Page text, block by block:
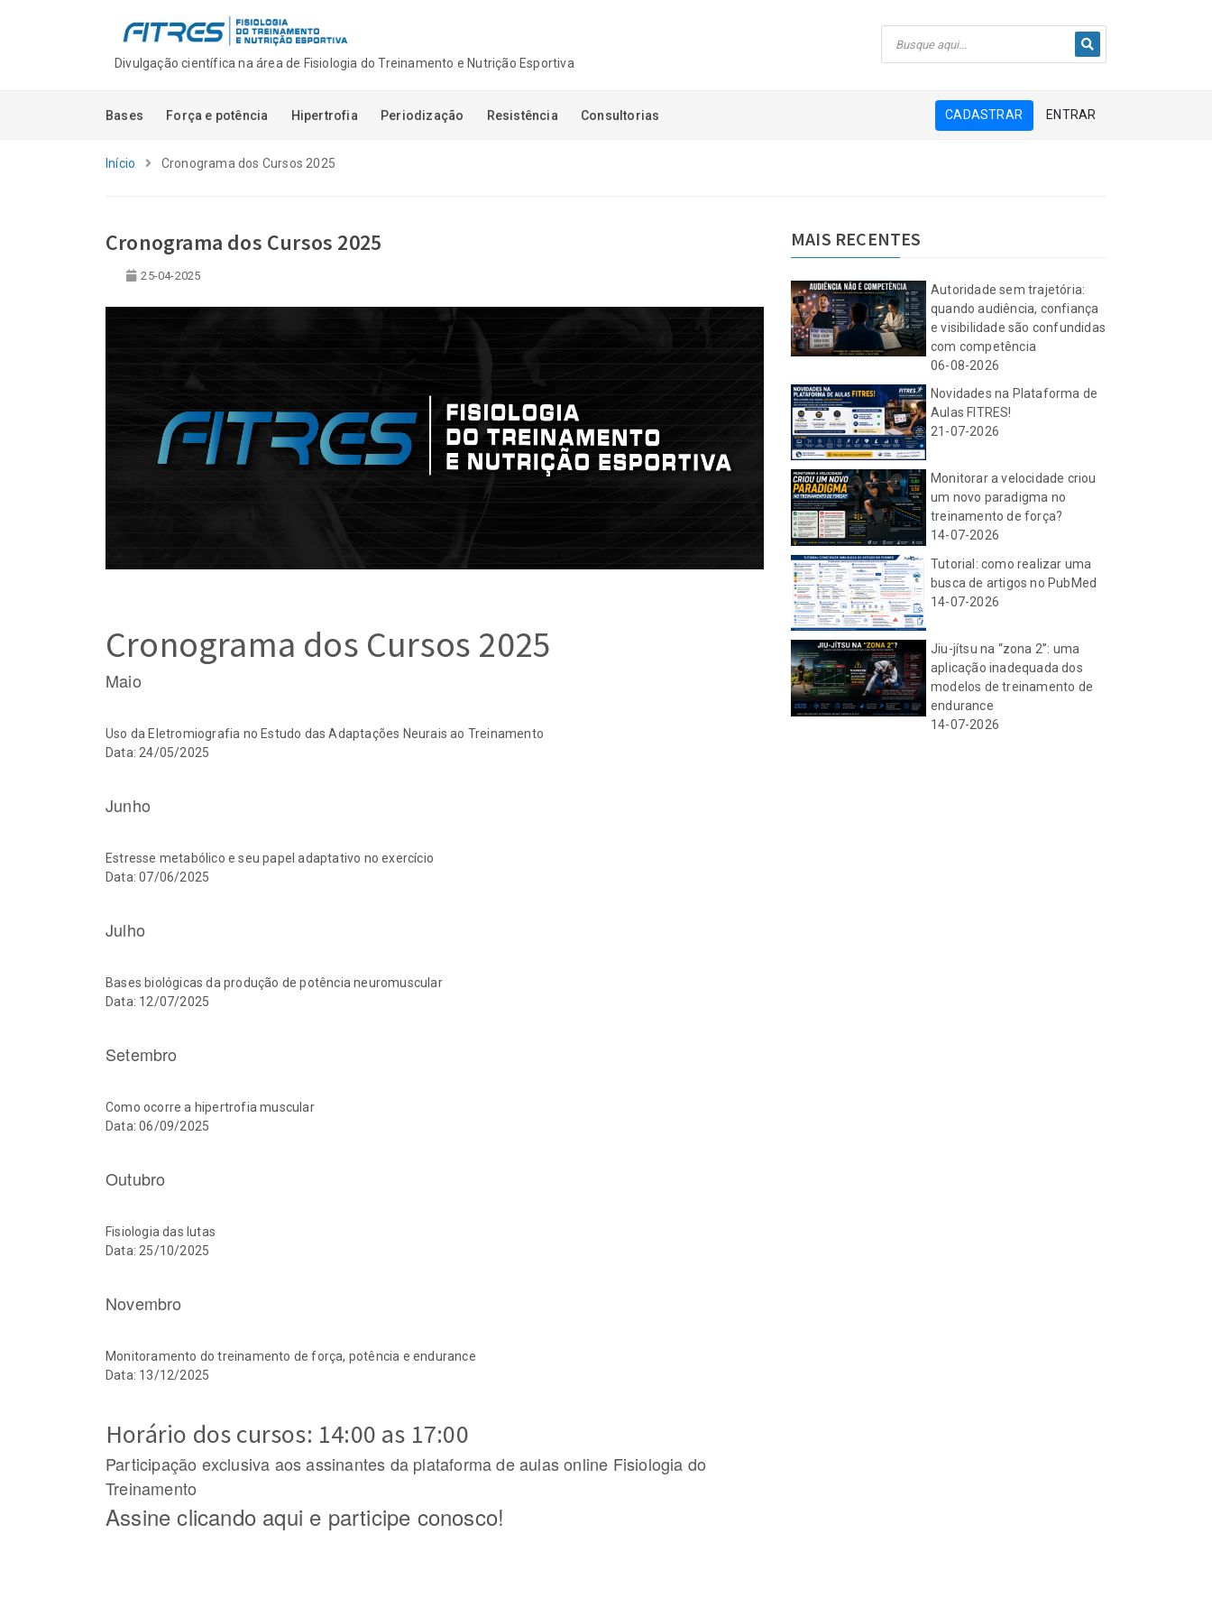
Divulgação científica na área de Fisiologia do Treinamento e Nutrição Esportiva
Bases Força e potência Hipertrofia Periodização Resistência Consultorias CADASTRAR ENTRAR
Início Cronograma dos Cursos 2025
Cronograma dos Cursos 2025
25-04-2025
Cronograma dos Cursos 2025
Maio
Uso da Eletromiografia no Estudo das Adaptações Neurais ao Treinamento
Data: 24/05/2025
Junho
Estresse metabólico e seu papel adaptativo no exercício
Data: 07/06/2025
Julho
Bases biológicas da produção de potência neuromuscular
Data: 12/07/2025
Setembro
Como ocorre a hipertrofia muscular
Data: 06/09/2025
Outubro
Fisiologia das lutas
Data: 25/10/2025
Novembro
Monitoramento do treinamento de força, potência e endurance
Data: 13/12/2025
Horário dos cursos: 14:00 as 17:00
Participação exclusiva aos assinantes da plataforma de aulas online Fisiologia do
Treinamento
Assine clicando aqui e participe conosco!
MAIS RECENTES
quando audiência, confiança
e visibilidade são confundidas
Novidades na Plataforma de
Aulas FITRES!
21-07-2026
Monitorar a velocidade criou
Jiu-jítsu na “zona 2”: uma
14-07-2026
quando audiência, confiança
21-07-2026
Autoridade sem trajetória:
quando audiência, confiança
e visibilidade são confundidas
com competência
06-08-2026
Novidades na Plataforma de
Aulas FITRES!
21-07-2026
Monitorar a velocidade criou
um novo paradigma no
treinamento de força?
14-07-2026
Tutorial: como realizar uma
busca de artigos no PubMed
14-07-2026
Jiu-jítsu na “zona 2”: uma
aplicação inadequada dos
modelos de treinamento de
endurance
14-07-2026